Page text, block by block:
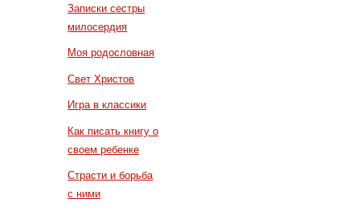
Записки сестры
милосердия
Моя родословная
Свет Христов
Игра в классики
Как писать книгу о
своем ребенке
Страсти и борьба
с ними